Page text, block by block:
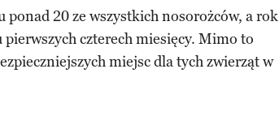
ponad 20 ze wszystkich nosorożców, a rok
czterech miesięcy. Mimo to
miejsc dla tych zwierząt w